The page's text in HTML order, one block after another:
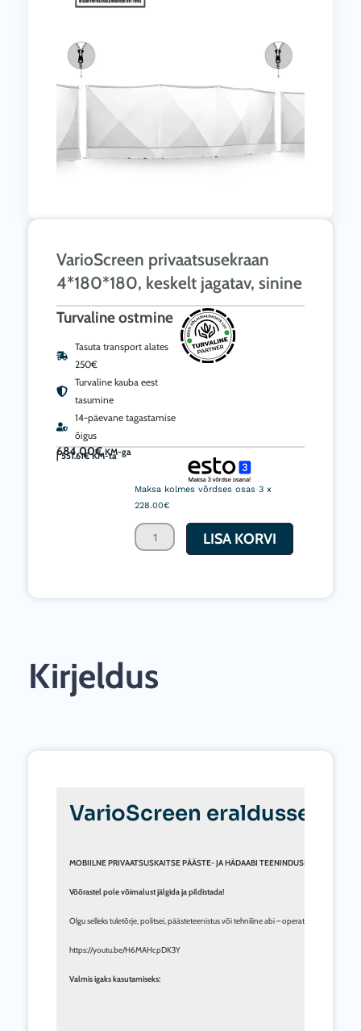
VarioScreen privaatsusekraan
4*180*180, keskelt jagatav, sinine
Turvaline ostmine
Tasuta transport alates
250€
Turvaline kauba eest
tasumine
14-päevane tagastamise
õigus
684.00€ KM-ga
|551.61€KM-ta
Maksa kolmes võrdses osas 3 x
228.00€
VarioScreen
privaatsusekraan
4*180*180,
keskelt
jagatav,
LISA KORVI
Kirjeldus
VarioScreen eraldussein
MOBIILNE PRIVAATSUSKAITSE PÄÄSTE- JA HÄDAABI TEENINDUSISIKUTELE
Võõrastel pole võimalust jälgida ja pildistada!
Olgu selleks tuletõrje, politsei, päästeteenistus või tehniline abi – operatsioonis loeb
https://youtu.be/H6MAHcpDK3Y